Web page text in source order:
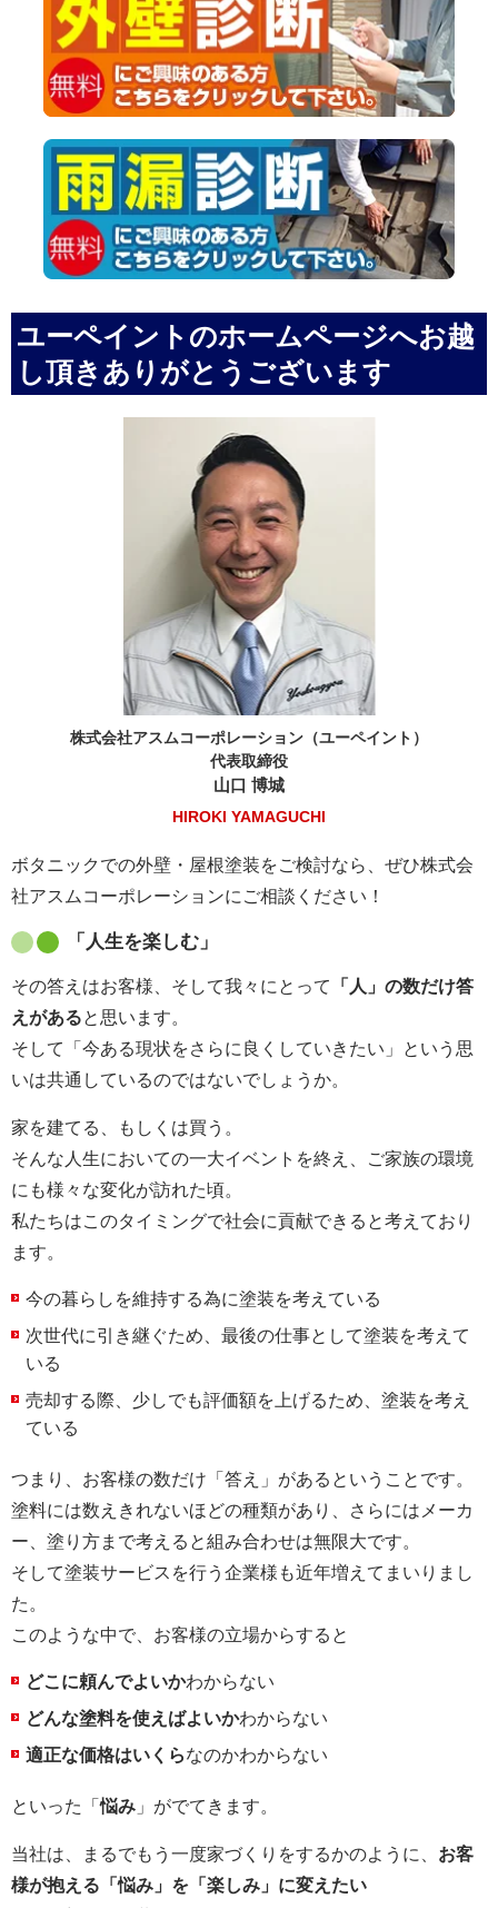
ユーペイントのホームページへお越
し頂きありがとうございます
株式会社アスムコーポレーション（ユーペイント）
代表取締役
山口 博城
HIROKI YAMAGUCHI
ボタニックでの外壁・屋根塗装をご検討なら、ぜひ株式会
社アスムコーポレーションにご相談ください！
「人生を楽しむ」
その答えはお客様、そして我々にとって
「人」の数だけ答
えがあると思います。
そして「今ある現状をさらに良くしていきたい」という思
いは共通しているのではないでしょうか。
家を建てる、もしくは買う。
そんな人生においての一大イベントを終え、ご家族の環境
にも様々な変化が訪れた頃。
私たちはこのタイミングで社会に貢献できると考えており
ます。
今の暮らしを維持する為に塗装を考えている
次世代に引き継ぐため、最後の仕事として塗装を考えて
いる
売却する際、少しでも評価額を上げるため、塗装を考え
ている
つまり、お客様の数だけ「答え」があるということです。
塗料には数えきれないほどの種類があり、さらにはメーカ
ー、塗り方まで考えると組み合わせは無限大です。
そして塗装サービスを行う企業様も近年増えてまいりまし
た。
このような中で、お客様の立場からすると
どこに頼んでよいかわからない
どんな塗料を使えばよいかわからない
適正な価格はいくらなのかわからない
といった「悩み 」がでてきます。
当社は、まるでもう一度家づくりをするかのように、 お客
様が抱える「悩み」を「楽しみ」に変えたい